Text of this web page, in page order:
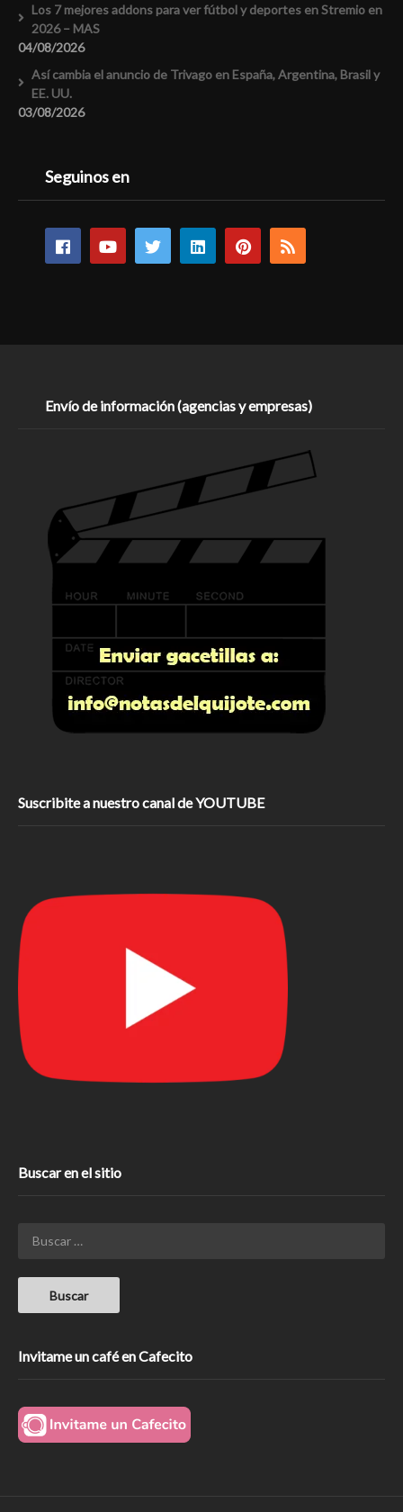
Los 7 mejores addons para ver fútbol y deportes en Stremio en
2026 – MAS
04/08/2026
Así cambia el anuncio de Trivago en España, Argentina, Brasil y
EE. UU.
03/08/2026
Seguinos en
Envío de información (agencias y empresas)
Suscribite a nuestro canal de YOUTUBE
Buscar en el sitio
Invitame un café en Cafecito